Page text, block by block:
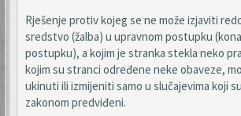
Rješenje protiv kojeg se ne može izjaviti
sredstvo (žalba) u upravnom postupku
postupku), a kojim je stranka stekla neko
kojim su stranci određene neke obaveze,
ukinuti ili izmijeniti samo u slučajevima koji
zakonom predviđeni.